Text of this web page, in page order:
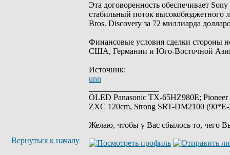
Эта договоренность обеспечивает
стабильный поток высокобюджетного
Bros. Discovery за 72 миллиарда
Финансовые условия сделки стороны
США, Германии и Юго-Восточной Азии,
Источник:
unn
OLED Panasonic TX-65HZ980E;
ZXC 120cm, Strong SRT-DM2100
Желаю, чтобы у Вас сбылось то, чего
Вернуться к началу